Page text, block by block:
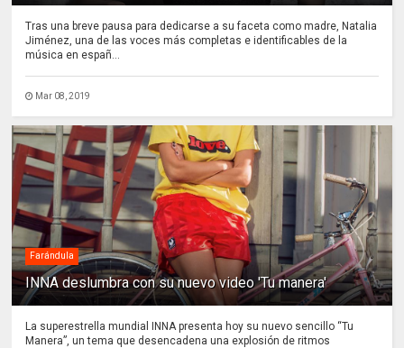
Tras una breve pausa para dedicarse a su faceta como madre, Natalia
Jiménez, una de las voces más completas e identificables de la
música en españ...
Mar 08, 2019
Farándula
INNA deslumbra con su nuevo video 'Tu manera'
La superestrella mundial INNA presenta hoy su nuevo sencillo “Tu
Manera”, un tema que desencadena una explosión de ritmos